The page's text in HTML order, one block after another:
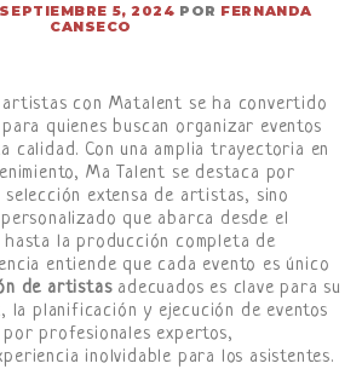
SEPTIEMBRE 5, 2024 POR FERNANDA
CANSECO
con Matalent se ha convertido
quienes buscan organizar eventos
calidad. Con una amplia trayectoria en
Ma Talent se destaca por
extensa de artistas, sino
que abarca desde el
hasta la producción completa de
entiende que cada evento es único
de artistasadecuados es clave para su
la planificación y ejecución de eventos
por profesionales expertos,
inolvidable para los asistentes.